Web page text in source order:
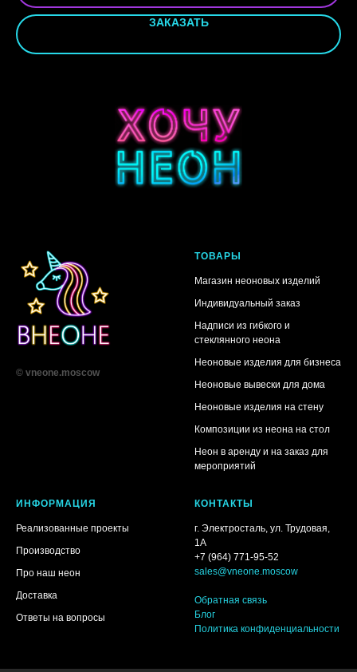
ЗАКАЗАТЬ
© vneone.moscow
ТОВАРЫ
Магазин неоновых изделий
Индивидуальный заказ
Надписи из гибкого и
стеклянного неона
Неоновые изделия для бизнеса
Неоновые вывески для дома
Неоновые изделия на стену
Композиции из неона на стол
Неон в аренду и на заказ для
мероприятий
ИНФОРМАЦИЯ
Реализованные проекты
Производство
Про наш неон
Доставка
Ответы на вопросы
КОНТАКТЫ
г. Электросталь, ул. Трудовая,
1А
+7 (964) 771-95-52
sales@vneone.moscow
Обратная связь
Блог
Политика конфиденциальности